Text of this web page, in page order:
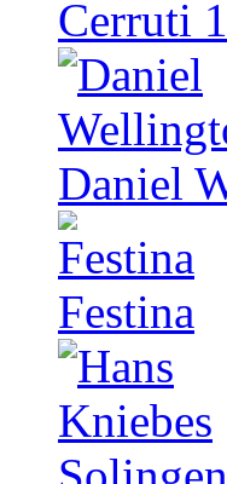
Cerruti
Daniel
Festina